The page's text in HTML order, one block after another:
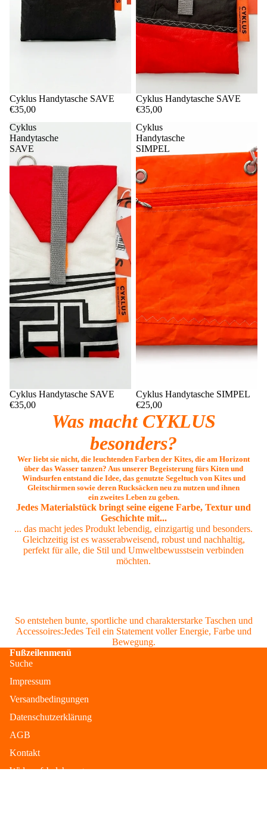
Cyklus Handytasche SAVE
€35,00
Cyklus Handytasche SAVE
€35,00
Cyklus
Handytasche
SAVE
Cyklus Handytasche SAVE
€35,00
Cyklus
Handytasche
SIMPEL
Cyklus Handytasche SIMPEL
€25,00
Was macht CYKLUS
besonders?
Wer liebt sie nicht, die leuchtenden Farben der Kites, die am Horizont
über das Wasser tanzen? Aus unserer Begeisterung fürs Kiten und
Windsurfen entstand die Idee, das genutzte Segeltuch von Kites und
Gleitschirmen sowie deren Rucksäcken neu zu nutzen und ihnen
ein zweites Leben zu geben.
Jedes Materialstück bringt seine eigene Farbe, Textur und
Geschichte mit...
... das macht jedes Produkt lebendig, einzigartig und besonders.
Gleichzeitig ist es wasserabweisend, robust und nachhaltig,
perfekt für alle, die Stil und Umweltbewusstsein verbinden
möchten.
So entstehen bunte, sportliche und charakterstarke Taschen und
Accessoires:Jedes Teil ein Statement voller Energie, Farbe und
Bewegung.
Fußzeilenmenü
Suche
Impressum
Versandbedingungen
Datenschutzerklärung
AGB
Kontakt
Widerrufsbelehrung